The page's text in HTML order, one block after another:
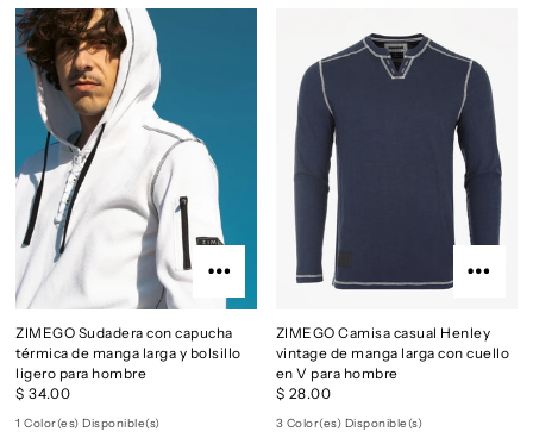
ZIMEGO Sudadera con capucha
térmica de manga larga y bolsillo
ligero para hombre
$ 34.00
1 Color(es) Disponible(s)
ZIMEGO Camisa casual Henley
vintage de manga larga con cuello
en V para hombre
$ 28.00
3 Color(es) Disponible(s)